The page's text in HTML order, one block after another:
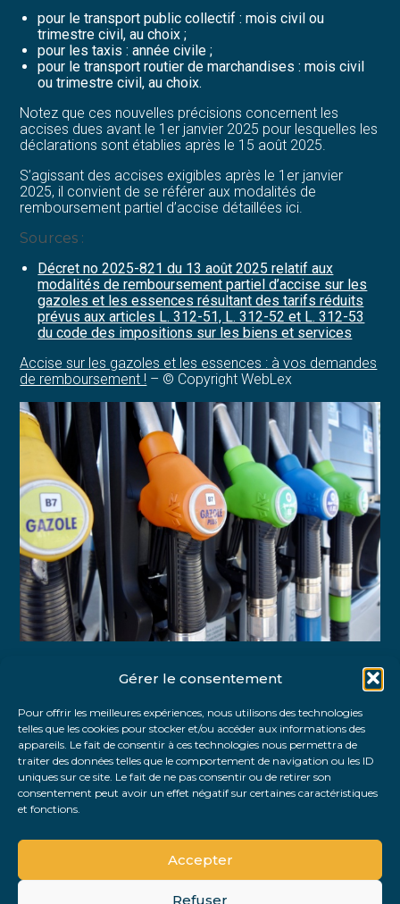
Gérer le consentement
Pour offrir les meilleures expériences, nous utilisons des technologies
telles que les cookies pour stocker et/ou accéder aux informations des
appareils. Le fait de consentir à ces technologies nous permettra de
traiter des données telles que le comportement de navigation ou les ID
uniques sur ce site. Le fait de ne pas consentir ou de retirer son
consentement peut avoir un effet négatif sur certaines caractéristiques
et fonctions.
Accepter
Refuser
pour le transport public collectif : mois civil ou
trimestre civil, au choix ;
pour les taxis : année civile ;
pour le transport routier de marchandises : mois civil
ou trimestre civil, au choix.
Notez que ces nouvelles précisions concernent les
accises dues avant le 1er janvier 2025 pour lesquelles les
déclarations sont établies après le 15 août 2025.
S’agissant des accises exigibles après le 1er janvier
2025, il convient de se référer aux modalités de
remboursement partiel d’accise détaillées ici.
Sources :
Décret no 2025-821 du 13 août 2025 relatif aux
modalités de remboursement partiel d’accise sur les
gazoles et les essences résultant des tarifs réduits
prévus aux articles L. 312-51, L. 312-52 et L. 312-53
du code des impositions sur les biens et services
Accise sur les gazoles et les essences : à vos demandes
de remboursement ! – © Copyright WebLex
FaceBook
TwitterLinkedIn